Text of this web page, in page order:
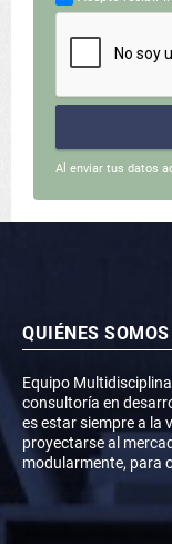
Al enviar tus datos
QUIÉNES SOMOS
Equipo
consultoría en
es estar siempre a la
proyectarse al
modularmente, para